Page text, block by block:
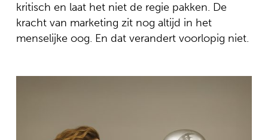
kritisch en laat het niet de regie pakken. De
kracht van marketing zit nog altijd in het
menselijke oog. En dat verandert voorlopig niet.